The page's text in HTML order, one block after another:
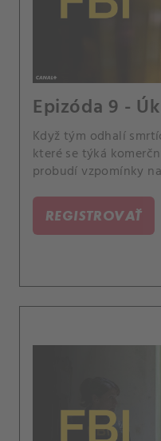
Epizóda 9 -
Když tým odhalí
které se týká
probudí vzpomínky
REGISTROVAŤ